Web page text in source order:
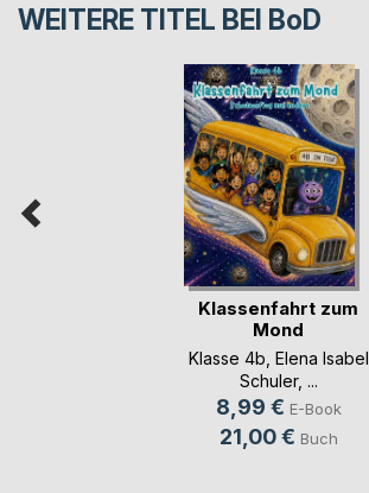
WEITERE TITEL BEI BoD
Klassenfahrt zum
Mond
Klasse 4b Elena Isabel
Schuler, ...
8,99 € E-Book
21,00 € Buch